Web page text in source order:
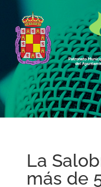
La
más de